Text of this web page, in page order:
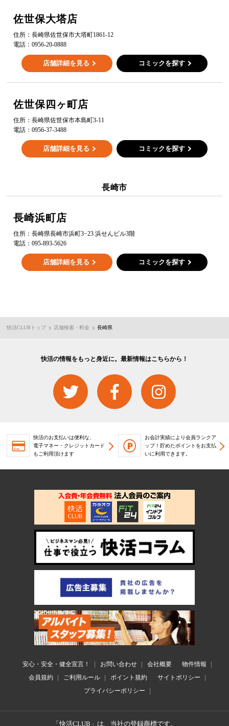
快活CLUBトップ 店舗検索・料金 長崎県
佐世保大塔店
住所：長崎県佐世保市大塔町1861-12
電話：0956-20-0888
店舗詳細を見る コミックを探す
佐世保四ヶ町店
住所：長崎県佐世保市本島町3-11
電話：0956-37-3488
店舗詳細を見る コミックを探す
長崎市
長崎浜町店
住所：長崎県長崎市浜町3−23 浜せんビル3階
電話：095-893-5626
店舗詳細を見る コミックを探す
快活の情報をもっと身近に。最新情報はこちらから！
快活のお支払いは便利な、
電子マネー・クレジットカード
もご利用頂けます
お会計実績により会員ランクア
ップ！ 貯めたポイントをお支払
いに利用できます。
安心・安全・健全宣言！ お問い合わせ 会社概要
物件情報
会員規約
ご利用ルール ポイント規約
サイトポリシー
プライバシーポリシー
「快活CLUB」は、当社の登録商標です。